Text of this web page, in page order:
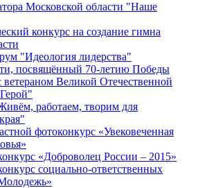
Московской области "Наше
конкурс на создание гимна
"Идеология лидерства"
посвящённый 70-летию Победы
Великой Отечественной
работаем, творим для
фотоконкурс «Увековеченная
«Доброволец России – 2015»
социально-ответственных